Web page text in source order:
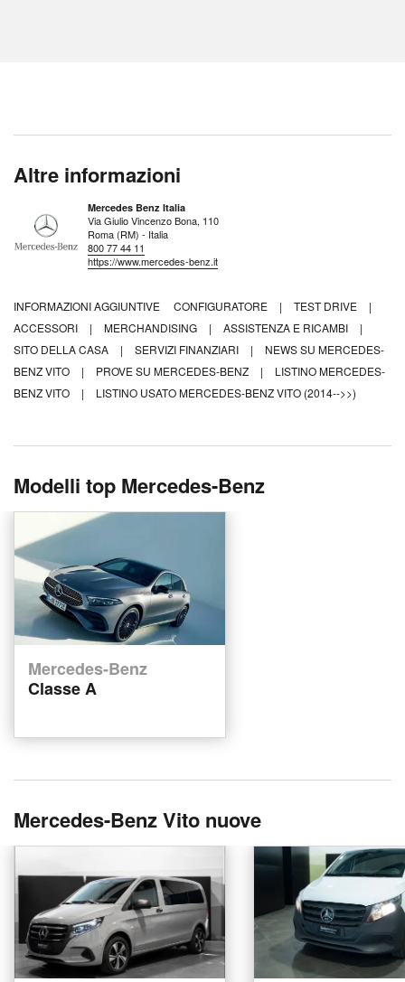
Altre informazioni
Mercedes Benz Italia
Via Giulio Vincenzo Bona, 110
Roma (RM) - Italia
800 77 44 11
https://www.mercedes-benz.it
INFORMAZIONI AGGIUNTIVE CONFIGURATORE | TEST DRIVE
|
ACCESSORI
| MERCHANDISING | ASSISTENZA E RICAMBI
|
SITO DELLA CASA
| SERVIZI FINANZIARI |
NEWS SU MERCEDES-
BENZ VITO
| PROVE SU MERCEDES-BENZ |
LISTINO MERCEDES-
BENZ VITO
| LISTINO USATO MERCEDES-BENZ VITO (2014-->>)
Modelli top Mercedes-Benz
Mercedes-Benz
Classe A
Mercedes-Benz Vito nuove